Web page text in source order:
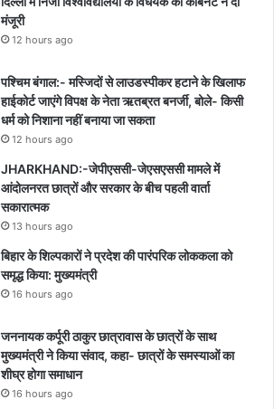
मंजूरी
12 hours ago
पश्चिम बंगाल:- मस्जिदों से लाउडस्पीकर हटाने के खिलाफ
हाईकोर्ट जाएंगे विपक्ष के नेता ऋतब्रत बनर्जी, बोले- किसी
धर्म को निशाना नहीं बनाया जा सकता
12 hours ago
JHARKHAND:-जेपीएससी-जेएसएससी मामले में
आंदोलनरत छात्रों और सरकार के बीच पहली वार्ता
सकारात्मक
13 hours ago
बिहार के शिल्पकारों ने प्रदेश की पारंपरिक लोककला को
समृद्ध किया: मुख्यमंत्री
16 hours ago
जननायक कर्पूरी ठाकुर छात्रावास के छात्रों के साथ
मुख्यमंत्री ने किया संवाद, कहा- छात्रों के समस्याओं का
शीघ्र होगा समाधान
16 hours ago